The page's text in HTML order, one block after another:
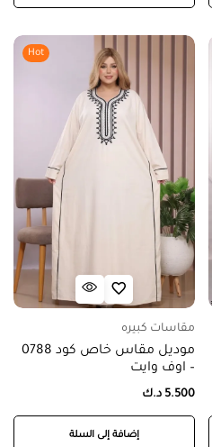
Hot
مقاسات كبيره
موديل مقاس خاص كود 0788
– اوف وايت
5.500 د.ك
إضافة إلى السلة